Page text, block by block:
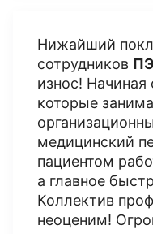
Нижайший
сотрудников
износ! Начиная
которые
медицинский
пациентом
а главное
Коллектив
неоценим!